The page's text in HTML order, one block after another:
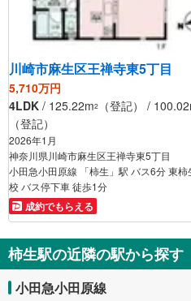
川崎市麻生区王禅寺東5丁目
5,710万円
4LDK / 125.22m2 （登記） /
（登記）
2026年1月
神奈川県川崎市麻生区王禅寺東5丁目
小田急小田原線 「柿生」駅 バス6分 東柿
校 バス停下車 徒歩1分
成約でもらえる
柿生駅の近隣の駅から探す
小田急小田原線